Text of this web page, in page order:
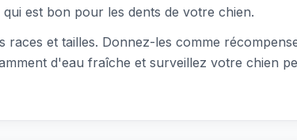
est bon pour les dents de votre chien.
races et tailles. Donnez-les comme
d'eau fraîche et surveillez votre chien